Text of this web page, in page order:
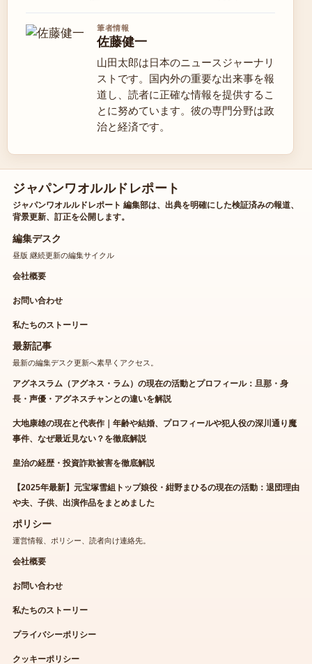
筆者情報
佐藤健一
山田太郎は日本のニュースジャーナリ
ストです。国内外の重要な出来事を報
道し、読者に正確な情報を提供するこ
とに努めています。彼の専門分野は政
治と経済です。
ジャパンワオルルドレポート
ジャパンワオルルドレポート 編集部は、出典を明確にした検証済みの報道、
背景更新、訂正を公開します。
編集デスク
昼版 継続更新の編集サイクル
会社概要
お問い合わせ
私たちのストーリー
最新記事
最新の編集デスク更新へ素早くアクセス。
アグネスラム（アグネス・ラム）の現在の活動とプロフィール：旦那・身
長・声優・アグネスチャンとの違いを解説
大地康雄の現在と代表作｜年齢や結婚、プロフィールや犯人役の深川通り魔
事件、なぜ最近見ない？を徹底解説
皇治の経歴・投資詐欺被害を徹底解説
【2025年最新】元宝塚雪組トップ娘役・紺野まひるの現在の活動：退団理由
や夫、子供、出演作品をまとめました
ポリシー
運営情報、ポリシー、読者向け連絡先。
会社概要
お問い合わせ
私たちのストーリー
プライバシーポリシー
クッキーポリシー